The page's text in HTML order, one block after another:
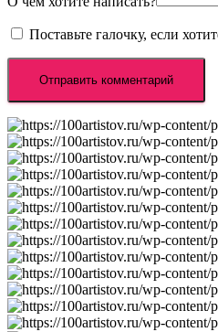
Поставьте галочку, если